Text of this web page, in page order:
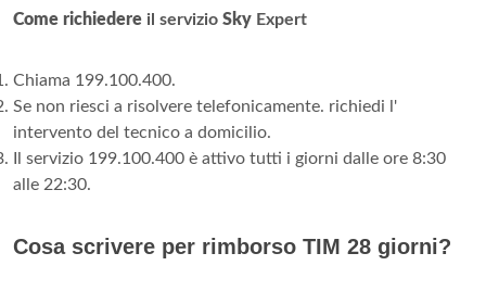
Come richiedere il servizio Sky Expert
Chiama 199.100.400.
Se non riesci a risolvere telefonicamente. richiedi l'
intervento del tecnico a domicilio.
Il servizio 199.100.400 è attivo tutti i giorni dalle ore 8:30
alle 22:30.
Cosa scrivere per rimborso TIM 28 giorni?